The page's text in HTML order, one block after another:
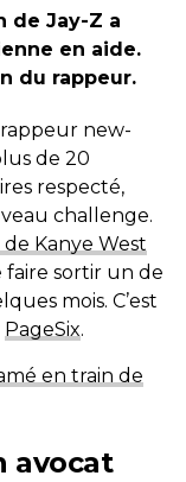
de Jay-Z a
en aide.
du rappeur.
new-
de 20
respecté,
challenge.
de Kanye West
faire sortir un de
mois. C’est
PageSix.
en train de
avocat